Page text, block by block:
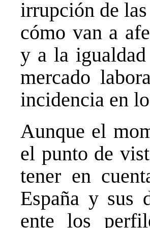
irrupción de
cómo van a
y a la igualdad
mercado
incidencia en
Aunque el
el punto de
tener en
España y sus
ente los